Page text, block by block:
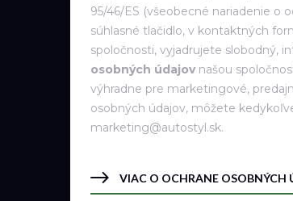
95/46/ES (všeobecné nariadenie o
súhlasné tlačidlo, v kontaktných
spoločnosti, vyjadrujete slobodný,
osobných údajovnašou
výhradne pre marketingové,
osobných údajov, môžete
marketing@autostyl.sk.
VIAC O OCHRANE OSOBNÝCH